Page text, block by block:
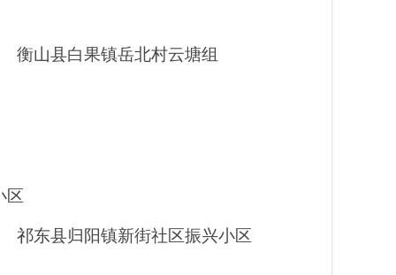
山县白果镇岳北村云塘组
区
东县归阳镇新街社区振兴小区